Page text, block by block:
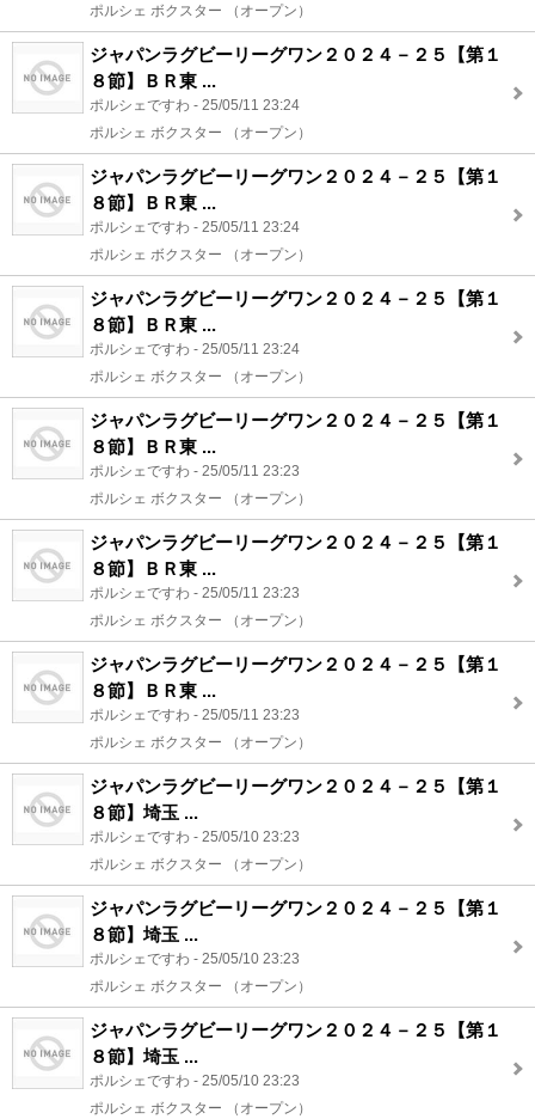
ポルシェ ボクスター （オープン）
ジャパンラグビーリーグワン２０２４－２５【第１
８節】ＢＲ東 ...
ポルシェですわ - 25/05/11 23:24
ポルシェ ボクスター （オープン）
ジャパンラグビーリーグワン２０２４－２５【第１
８節】ＢＲ東 ...
ポルシェですわ - 25/05/11 23:24
ポルシェ ボクスター （オープン）
ジャパンラグビーリーグワン２０２４－２５【第１
８節】ＢＲ東 ...
ポルシェですわ - 25/05/11 23:24
ポルシェ ボクスター （オープン）
ジャパンラグビーリーグワン２０２４－２５【第１
８節】ＢＲ東 ...
ポルシェですわ - 25/05/11 23:23
ポルシェ ボクスター （オープン）
ジャパンラグビーリーグワン２０２４－２５【第１
８節】ＢＲ東 ...
ポルシェですわ - 25/05/11 23:23
ポルシェ ボクスター （オープン）
ジャパンラグビーリーグワン２０２４－２５【第１
８節】ＢＲ東 ...
ポルシェですわ - 25/05/11 23:23
ポルシェ ボクスター （オープン）
ジャパンラグビーリーグワン２０２４－２５【第１
８節】埼玉 ...
ポルシェですわ - 25/05/10 23:23
ポルシェ ボクスター （オープン）
ジャパンラグビーリーグワン２０２４－２５【第１
８節】埼玉 ...
ポルシェですわ - 25/05/10 23:23
ポルシェ ボクスター （オープン）
ジャパンラグビーリーグワン２０２４－２５【第１
８節】埼玉 ...
ポルシェですわ - 25/05/10 23:23
ポルシェ ボクスター （オープン）